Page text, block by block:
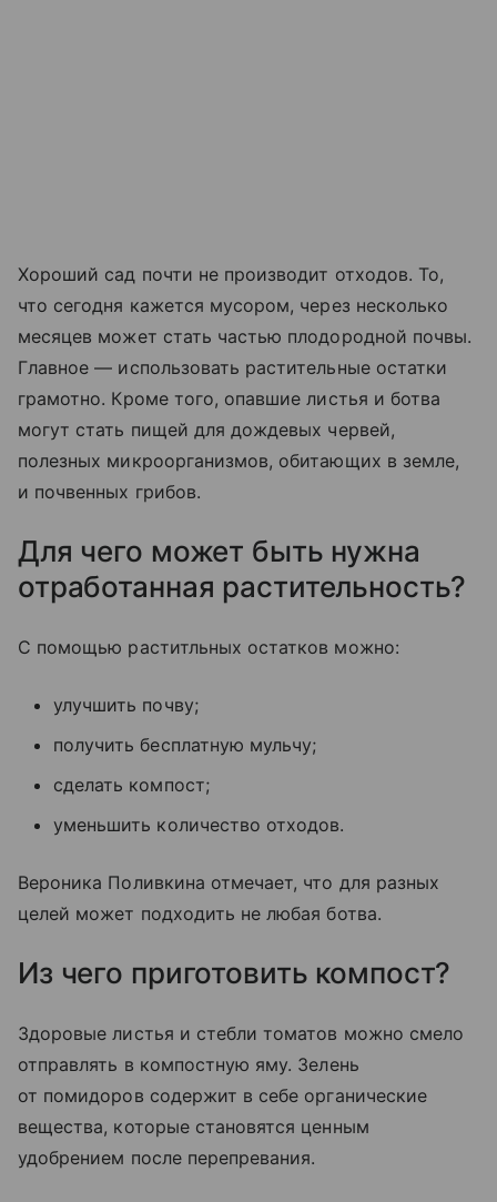
Хороший сад почти не производит отходов. То,
что сегодня кажется мусором, через несколько
месяцев может стать частью плодородной почвы.
Главное — использовать растительные остатки
грамотно. Кроме того, опавшие листья и ботва
могут стать пищей для дождевых червей,
полезных микроорганизмов, обитающих в земле,
и почвенных грибов.
Для чего может быть нужна
отработанная растительность?
С помощью раститльных остатков можно:
улучшить почву;
получить бесплатную мульчу;
сделать компост;
уменьшить количество отходов.
Вероника Поливкина отмечает, что для разных
целей может подходить не любая ботва.
Из чего приготовить компост?
Здоровые листья и стебли томатов можно смело
отправлять в компостную яму. Зелень
от помидоров содержит в себе органические
вещества, которые становятся ценным
удобрением после перепревания.